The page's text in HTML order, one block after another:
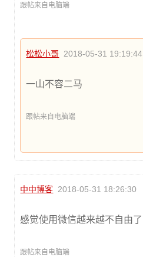
跟帖来自电脑端
松松小哥 2018-05-31 19:19:44
一山不容二马
跟帖来自电脑端
中中博客 2018-05-31 18:26:30
感觉使用微信越来越不自由了
跟帖来自电脑端